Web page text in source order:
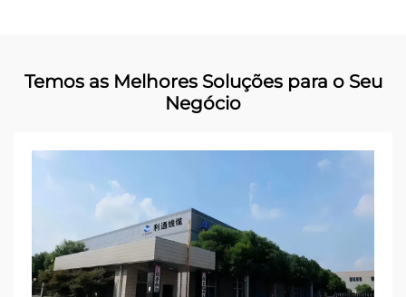
Temos as Melhores Soluções para o Seu
Negócio